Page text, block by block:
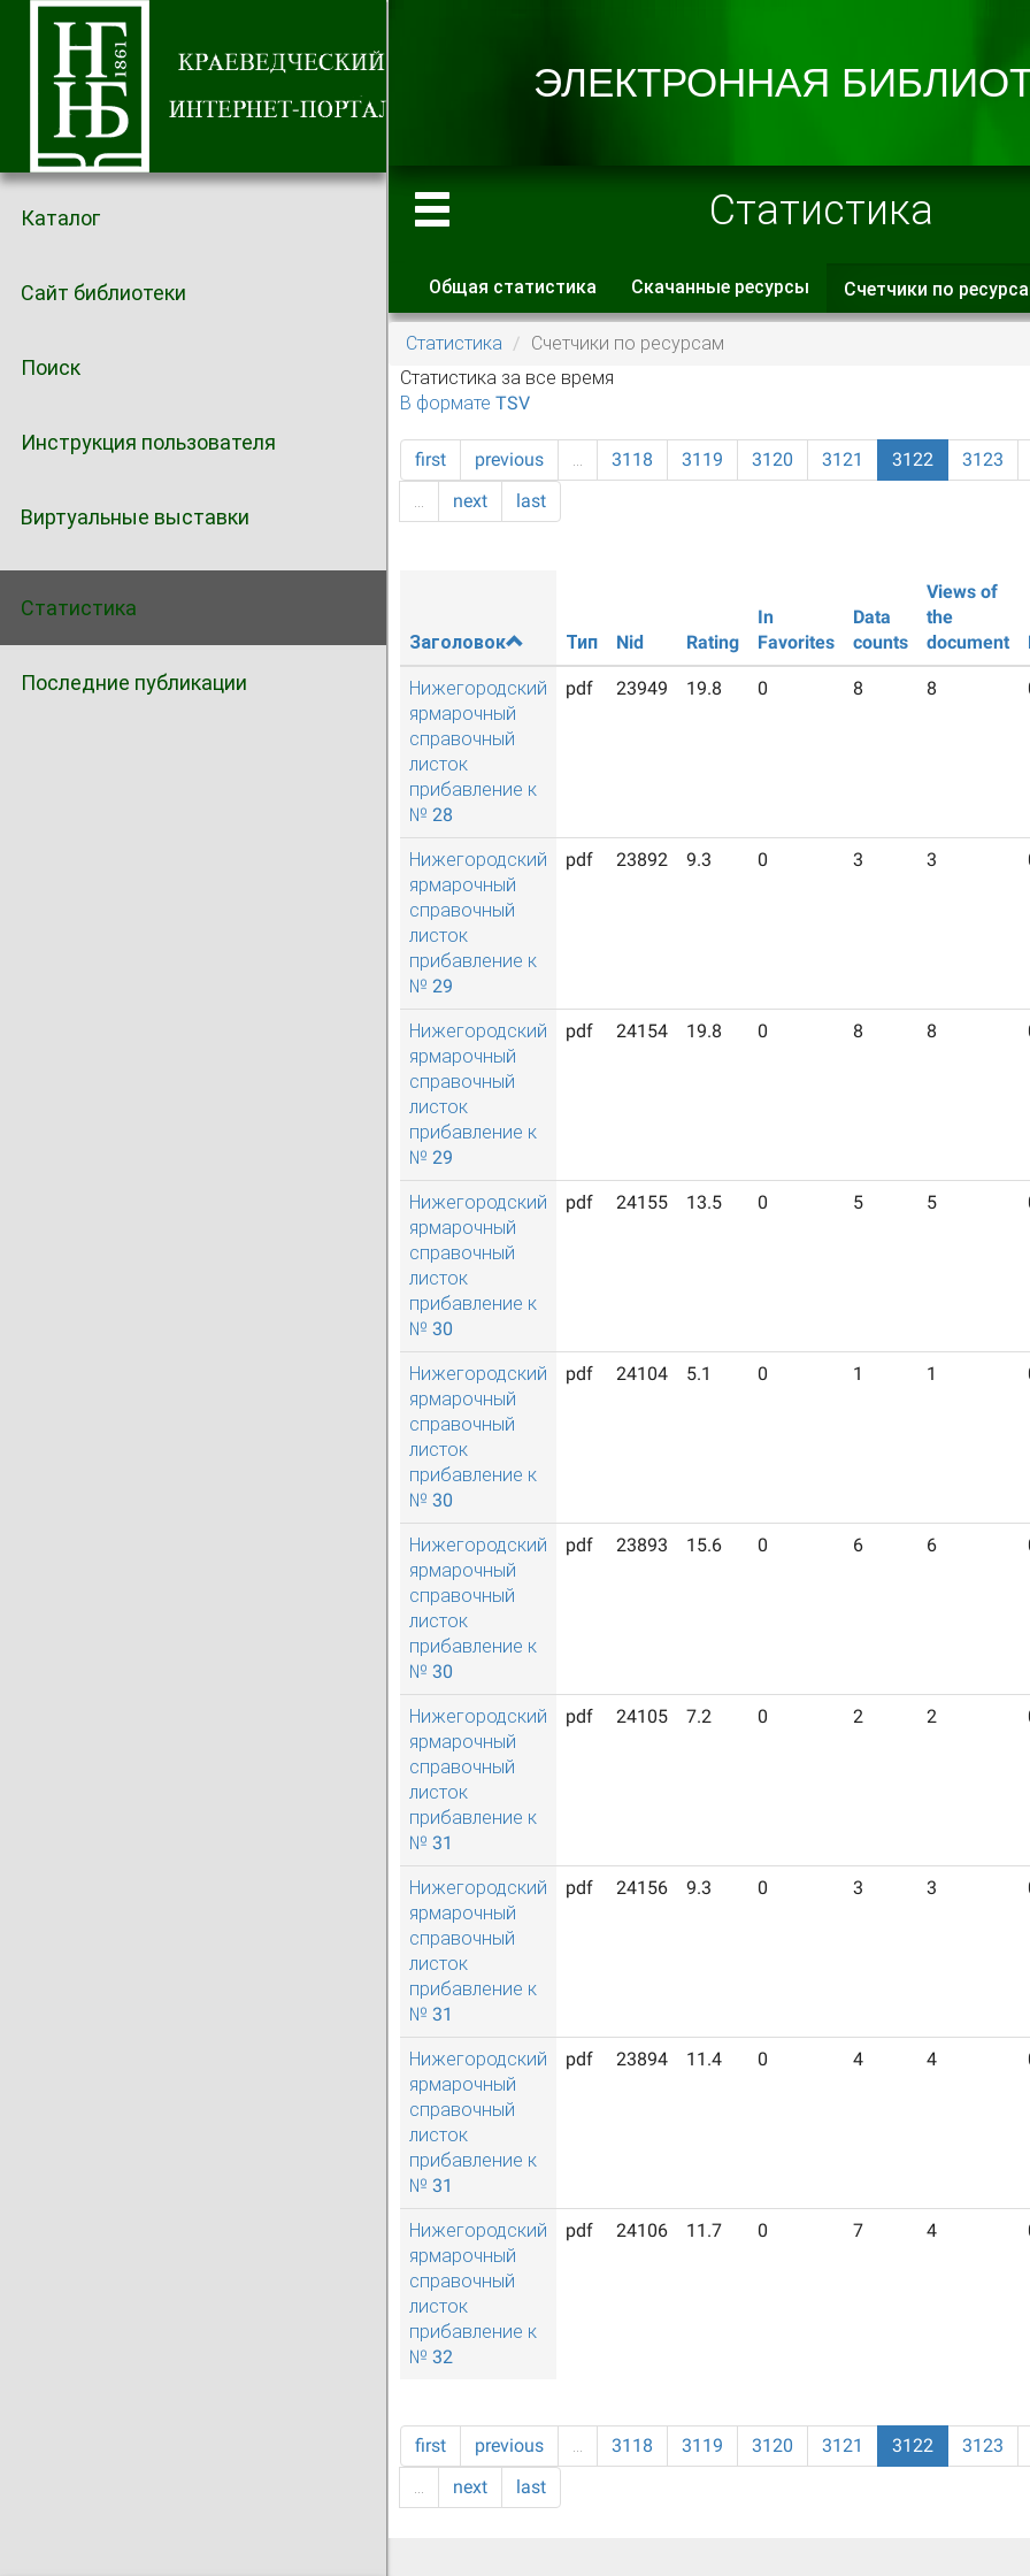
Каталог
Сайт библиотеки
Поиск
Инструкция пользователя
Виртуальные выставки
Статистика
Последние публикации
Статистика
Главные вкладки
Общая статистика Скачанные ресурсы Счетчики по
Статистика
Счетчики по ресурсам
Статистика за все время
В формате TSV
first previous … 3118 3119 3120 3121 3122 3123
…
next last
Заголовок Тип Nid Rating
In
Favorites
Data
counts
Views of
the
document
Нижегородский
ярмарочный
справочный
листок
прибавление к
№ 28
pdf 23949 19.8 0 8 8
Нижегородский
ярмарочный
справочный
листок
прибавление к
№ 29
pdf 23892 9.3 0 3 3
Нижегородский
ярмарочный
справочный
листок
прибавление к
№ 29
pdf 24154 19.8 0 8 8
Нижегородский
ярмарочный
справочный
листок
прибавление к
№ 30
pdf 24155 13.5 0 5 5
Нижегородский
ярмарочный
справочный
листок
прибавление к
№ 30
pdf 24104 5.1 0 1 1
Нижегородский
ярмарочный
справочный
листок
прибавление к
№ 30
pdf 23893 15.6 0 6 6
Нижегородский
ярмарочный
справочный
листок
прибавление к
№ 31
pdf 24105 7.2 0 2 2
Нижегородский
ярмарочный
справочный
листок
прибавление к
№ 31
pdf 24156 9.3 0 3 3
Нижегородский
ярмарочный
справочный
листок
прибавление к
№ 31
pdf 23894 11.4 0 4 4
Нижегородский
ярмарочный
справочный
листок
прибавление к
№ 32
pdf 24106 11.7 0 7 4
first previous … 3118 3119 3120 3121 3122 3123
…
next last